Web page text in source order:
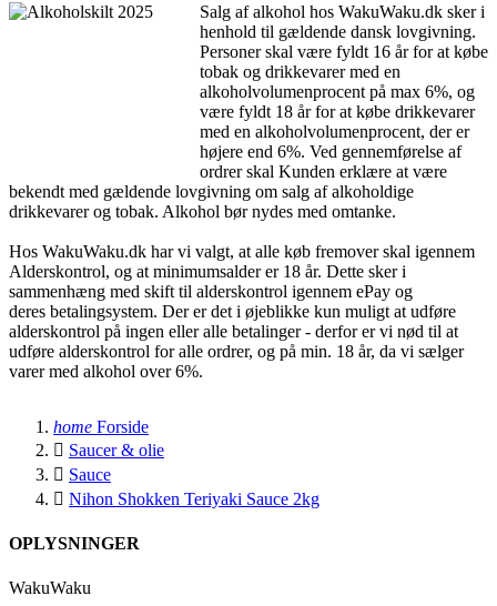
Salg af alkohol hos WakuWaku.dk sker i
henhold til gældende dansk lovgivning.
Personer skal være fyldt 16 år for at købe
tobak og drikkevarer med en
alkoholvolumenprocent på max 6%, og
være fyldt 18 år for at købe drikkevarer
med en alkoholvolumenprocent, der er
højere end 6%. Ved gennemførelse af
ordrer skal Kunden erklære at være
bekendt med gældende lovgivning om salg af alkoholdige
drikkevarer og tobak. Alkohol bør nydes med omtanke.
Hos WakuWaku.dk har vi valgt, at alle køb fremover skal igennem
Alderskontrol, og at minimumsalder er 18 år. Dette sker i
sammenhæng med skift til alderskontrol igennem ePay og
deres betalingsystem. Der er det i øjeblikke kun muligt at udføre
alderskontrol på ingen eller alle betalinger - derfor er vi nød til at
udføre alderskontrol for alle ordrer, og på min. 18 år, da vi sælger
varer med alkohol over 6%.
home Forside
 Saucer & olie
 Sauce
 Nihon Shokken Teriyaki Sauce 2kg
OPLYSNINGER
WakuWaku